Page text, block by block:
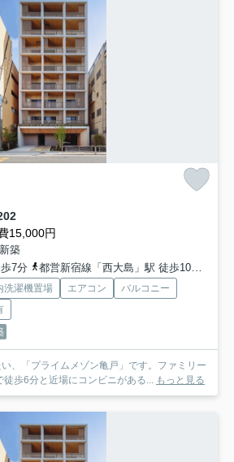
15,000円
築
7分
都営新宿線「西大島」駅 徒歩10分
洗濯機置場 エアコン
バルコニー
、「プライムメゾン亀戸」です。ファミリー
歩6分と近場にコンビニがある...
もっと見る